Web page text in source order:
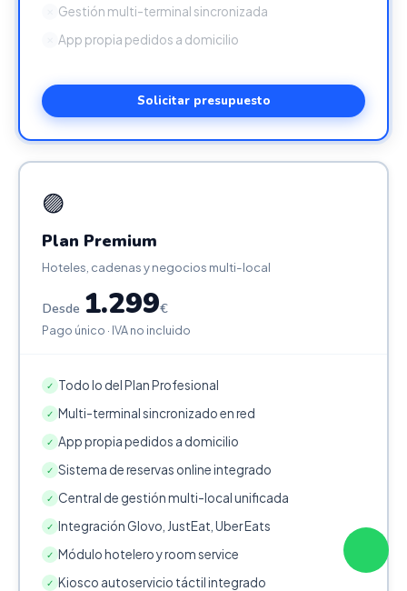
Gestión multi-terminal sincronizada
App propia pedidos a domicilio
Solicitar presupuesto
🟣
Plan Premium
Hoteles, cadenas y negocios multi-local
Desde 1.299€
Pago único · IVA no incluido
✓ Todo lo del Plan Profesional
✓ Multi-terminal sincronizado en red
✓ App propia pedidos a domicilio
✓ Sistema de reservas online integrado
✓ Central de gestión multi-local unificada
✓ Integración Glovo, JustEat, Uber Eats
✓ Módulo hotelero y room service
✓ Kiosco autoservicio táctil integrado